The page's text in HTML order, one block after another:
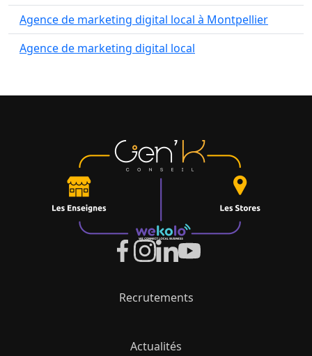
Agence de marketing digital local à Montpellier
Agence de marketing digital local
Recrutements
Actualités